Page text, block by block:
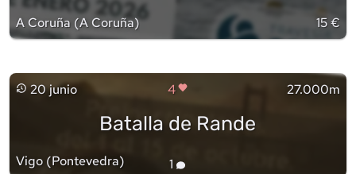
A Coruña (A Coruña) 15 €
20 junio 4 27.000m
Batalla de Rande
Vigo (Pontevedra) 1